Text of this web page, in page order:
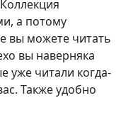
а потому
вы можете читать
вы наверняка
уже читали когда-
Также удобно